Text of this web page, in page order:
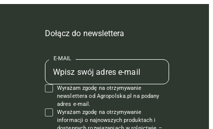
Dołącz do newslettera
E-MAIL
Wyrażam zgodę na otrzymywanie
newslettera od Agropolska.pl na podany
adres e-mail.
Wyrażam zgodę na otrzymywanie
informacji o najnowszych produktach i